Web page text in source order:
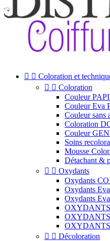
  Coloration et
  Coloration
Couleur
Couleur Eva
Couleur sans
Coloration
Couleur
Soins
Mousse
Détachant &
  Oxydants
Oxydants
Oxydants
Oxydants
  Décoloration